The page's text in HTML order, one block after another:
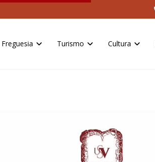
Freguesia Turismo Cultura